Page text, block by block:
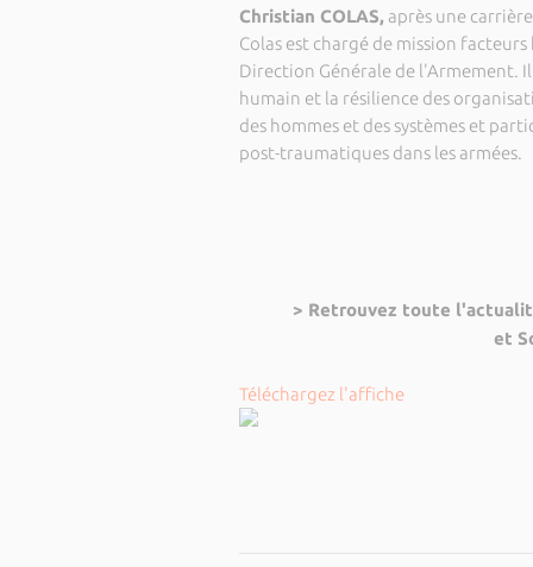
Christian COLAS, après une
Colas est chargé de mission
Direction Générale de l'Armement.
humain et la résilience des
des hommes et des systèmes et
post-traumatiques dans les armées.
> Retrouvez toute
et
Téléchargez l'affiche